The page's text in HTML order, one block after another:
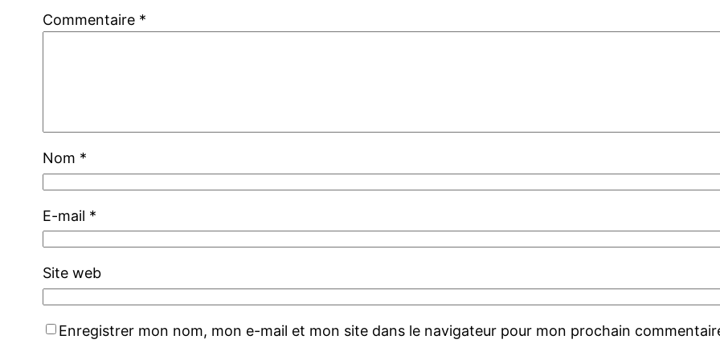
Commentaire *
Nom *
E-mail *
Site web
Enregistrer mon nom, mon e-mail et mon site dans le navigateur pour mon prochain